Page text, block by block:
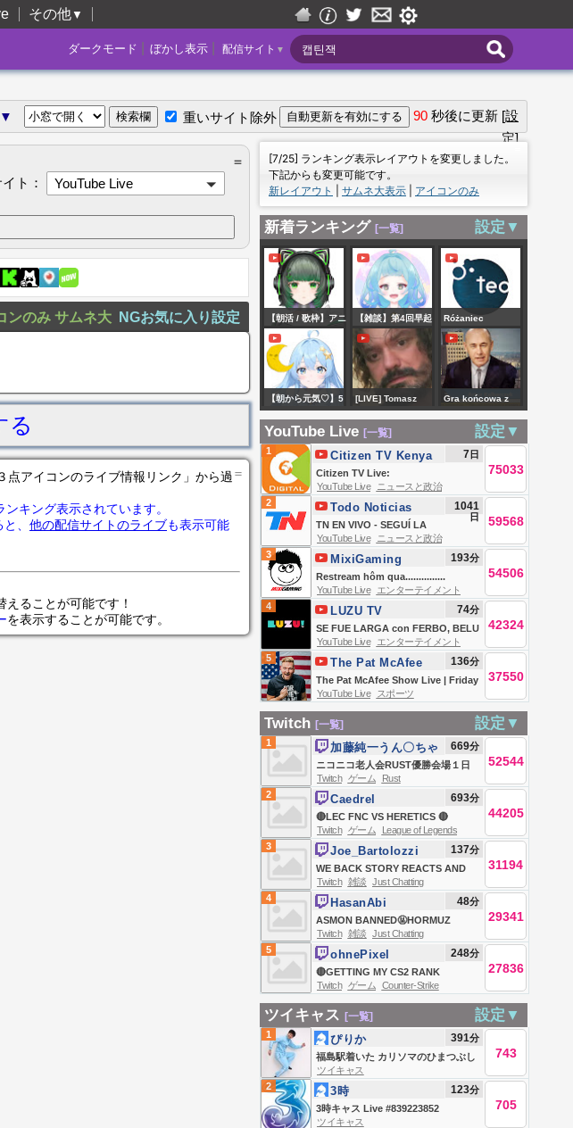
その他▼
配信サイト ▼
ぼかし表示
ダークモード
重いサイト除外 90 秒後に更新 [設
定]
＝
ト：
YouTube Live
ンのみ サムネ大
NGお気に入り設定
る
＝
アイコンのライブ情報リンク」から過
キング表示されています。
、 他の配信サイトのライブも表示可能
ることが可能です！
を表示することが可能です。
[7/25] ランキング表示レイアウトを変更しました。
下記からも変更可能です。
新レイアウト
サムネ大表示 アイコンのみ
新着ランキング [一覧] 設定▼
【朝活 / 歌枠】アニ
ソンボカロなんで
も歌う！初見さん
大歓迎！💫縦型配
信 singing stream
#shorts #karaoke
【渚沢シチ / ミクス
ト 】
【雑談】第4回早起
きさんと夜更かし
さんが交差する朝
🌞【Palmuと同時
配信中】
Różaniec
Teobańkologia z
bł. Edmundem
Bojanowskim o
odwagę w
podejmowaniu
decyzji | 07.08
【朝から元気♡】5
分間あいさつが無
時間以上話し隊！
#vtuber #朝活 #雑
談 #おはよう
vtuber #初見さん
大歓迎
[LIVE] Tomasz
Wiejski, Jan
Piński i Tomasz
Szwejgiert na
żywo. Ostatni rok
Kaczyńskiego w
polityce?
Gra końcowa z
Iranem. Złoto i
kryzys.
YouTube Live [一覧] 設定▼
1
Citizen TV Live:
Citizen TV Kenya 7日
75033
YouTube Live
ニュースと政治
2
TN EN VIVO - SEGUÍ LA
TRANSMISIÓN EN VIVO DE TODO
NOTICIAS
Todo Noticias 1041
日 59568
YouTube Live
ニュースと政治
3
Restream hôm qua...............
MixiGaming 193分
54506
YouTube Live
エンターテイメント
4
SE FUE LARGA con FERBO, BELU
NEGRI, DOMI FAENA Y TEO D
´ELIA | EN VIVO
LUZU TV 74分
42324
YouTube Live
エンターテイメント
5
The Pat McAfee Show Live | Friday
August 7th 2026
The Pat McAfee
Show
136分
37550
YouTube Live スポーツ
Twitch [一覧] 設定▼
1
ニコニコ老人会RUST優勝会場１日
目
加藤純一うん〇ちゃ
ん
669分
52544
Twitch ゲーム
Rust
2
🔴LEC FNC VS HERETICS 🔴
Caedrel 693分
44205
Twitch ゲーム
League of Legends
3
WE BACK STORY REACTS AND
GAMING JOIN JOIN JOIN
Joe_Bartolozzi 137分
31194
Twitch 雑談 Just Chatting
4
ASMON BANNED🤬HORMUZ
DEAL🤬TRUMP AGAINST
BIRTHRIGHT AGAIN🤬STRAIT
CLOSED🤬PUBLIC ENEMY #1🤬
NIGHT FEAR&🤬
HasanAbi 48分
29341
Twitch 雑談 Just Chatting
5
🔴GETTING MY CS2 RANK
(ACTUAL TRYHARDING)🔴
ohnePixel 248分
27836
Twitch ゲーム Counter-Strike
ツイキャス [一覧] 設定▼
1
福島駅着いた カリソマのひまつぶし
ぴりか 391分
743
ツイキャス
2
3時キャス Live #839223852
3時 123分
705
ツイキャス